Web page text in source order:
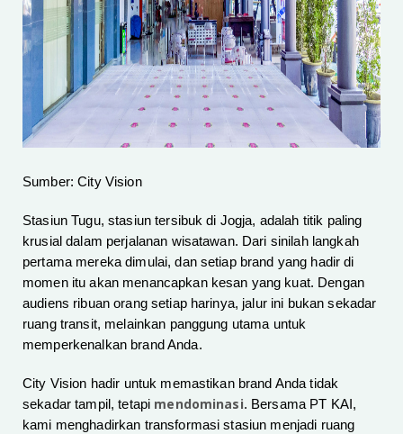
Sumber: City Vision
Stasiun Tugu, stasiun tersibuk di Jogja, adalah titik paling
krusial dalam perjalanan wisatawan. Dari sinilah langkah
pertama mereka dimulai, dan setiap brand yang hadir di
momen itu akan menancapkan kesan yang kuat. Dengan
audiens ribuan orang setiap harinya, jalur ini bukan sekadar
ruang transit, melainkan panggung utama untuk
memperkenalkan brand Anda.
City Vision hadir untuk memastikan brand Anda tidak
sekadar tampil, tetapi mendominasi. Bersama PT KAI,
kami menghadirkan transformasi stasiun menjadi ruang